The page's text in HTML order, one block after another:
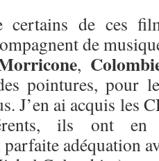
de ces
de
,
pointures, pour
J’en ai acquis les
ils ont en
adéquation